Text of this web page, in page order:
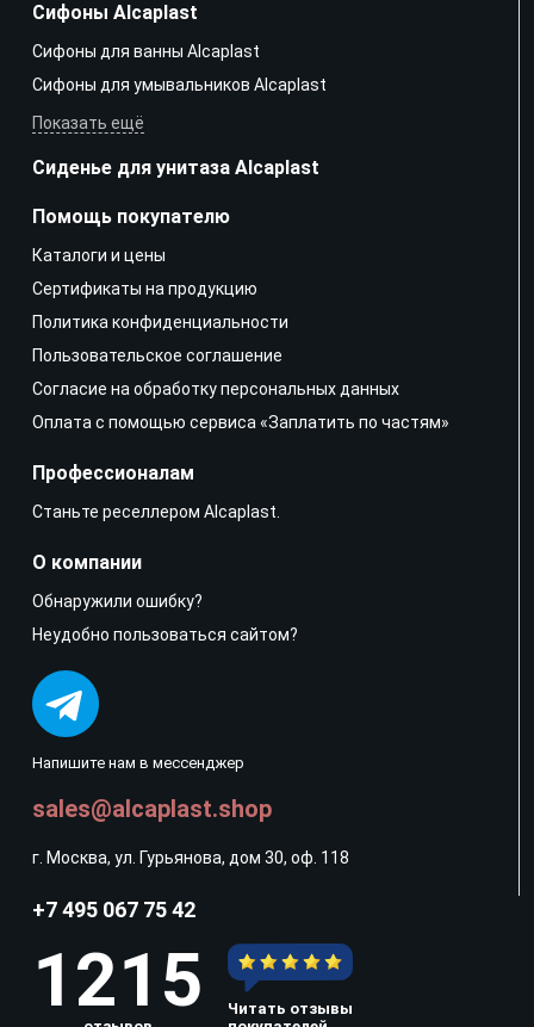
Сифоны Alcaplast
Сифоны для ванны Alcaplast
Сифоны для умывальников Alcaplast
Показать ещё
Сиденье для унитаза Alcaplast
Напишите нам в мессенджер
sales@alcaplast.shop
г. Москва, ул. Гурьянова, дом 30, оф. 118
Помощь покупателю
Каталоги и цены
Сертификаты на продукцию
Политика конфиденциальности
Пользовательское соглашение
Согласие на обработку персональных данных
Оплата с помощью сервиса «Заплатить по частям»
Профессионалам
Станьте реселлером Alcaplast.
О компании
Обнаружили ошибку?
Неудобно пользоваться сайтом?
+7 495 067 75 42
1215
Читать отзывы